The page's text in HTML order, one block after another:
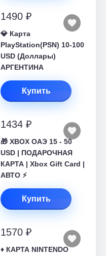
1490 ₽
💎 Карта
PlayStation(PSN) 10-100
USD (Доллары)
АРГЕНТИНА
Купить
1434 ₽
🎁 XBOX ОАЭ 15 - 50
USD | ПОДАРОЧНАЯ
КАРТА | Xbox Gift Card |
АВТО ⚡
Купить
1570 ₽
♦️ КАРТА NINTENDO